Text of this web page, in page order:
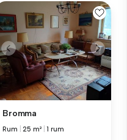
Bromma
Rum |25 m² |1 rum